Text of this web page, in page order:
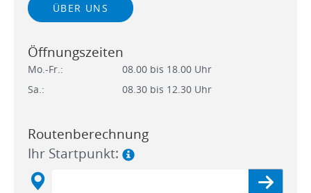
ÜBER UNS
Öffnungszeiten
Mo.-Fr.:
08.00 bis 18.00 Uhr
Sa.:
08.30 bis 12.30 Uhr
Routenberechnung
Ihr Startpunkt: